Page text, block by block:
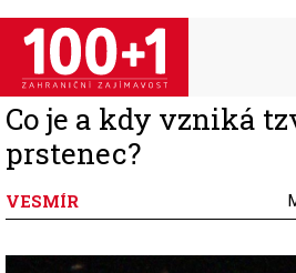
Přejít
hlavnímu
obsahu
Co je a kdy vzniká
prstenec?
VESMÍR